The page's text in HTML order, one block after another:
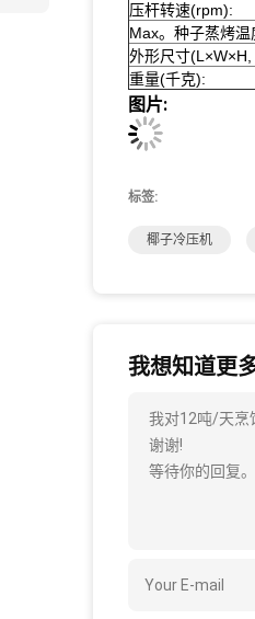
压杆转速(rpm):
Max。种子蒸烤
外形尺寸
重量(千克):
图片:
标签:
椰子冷压机
我想知道更
我对12吨/天烹
谢谢!
等待你的回复。